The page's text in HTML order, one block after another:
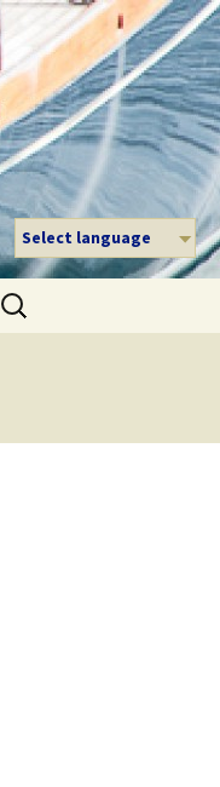
Select language
Suche
nach: